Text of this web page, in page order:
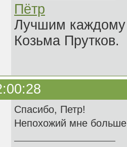
Пётр
Лучшим каждому
Козьма Прутков.
Спасибо, Петр!
Непохожий мне